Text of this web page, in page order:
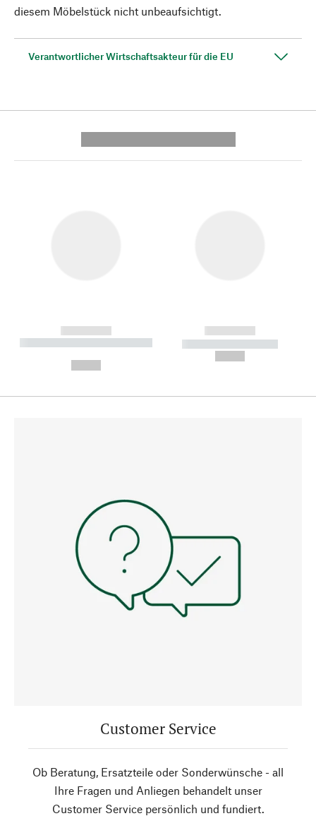
diesem Möbelstück nicht unbeaufsichtigt.
Verantwortlicher Wirtschaftsakteur für die EU
------------
----------- ----------- --------
------------
----------- -----------
Customer Service
Ob Beratung, Ersatzteile oder Sonderwünsche - all
Ihre Fragen und Anliegen behandelt unser
Customer Service persönlich und fundiert.